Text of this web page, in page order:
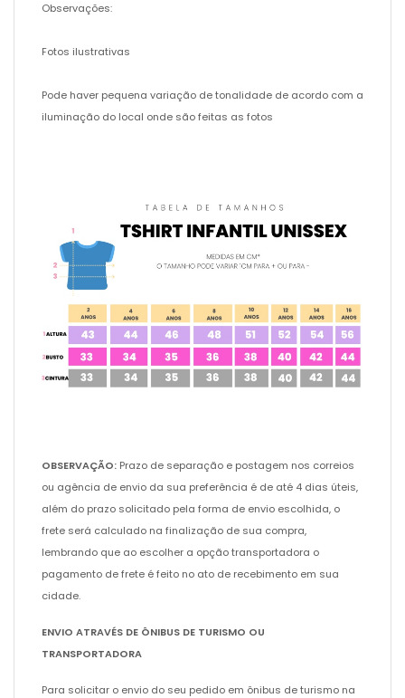
Observações:
Fotos ilustrativas
Pode haver pequena variação de tonalidade de acordo com a
iluminação do local onde são feitas as fotos
OBSERVAÇÃO: Prazo de separação e postagem nos correios
ou agência de envio da sua preferência é de até 4 dias úteis,
além do prazo solicitado pela forma de envio escolhida, o
frete será calculado na finalização de sua compra,
lembrando que ao escolher a opção transportadora o
pagamento de frete é feito no ato de recebimento em sua
cidade.
ENVIO ATRAVÉS DE ÔNIBUS DE TURISMO OU
TRANSPORTADORA
Para solicitar o envio do seu pedido em ônibus de turismo na